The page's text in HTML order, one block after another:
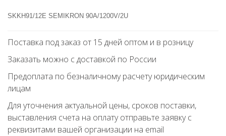
SKKH91/12E SEMIKRON 90A/1200V/2U
Поставка под заказ от 15 дней оптом и в розницу
Заказать можно с доставкой по России
Предоплата по безналичному расчету юридическим
лицам
Для уточнения актуальной цены, сроков поставки,
выставления счета на оплату отправьте заявку с
реквизитами вашей организации на email